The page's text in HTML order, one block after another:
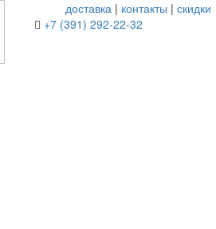
доставка | контакты |скидки
+7 (391) 292-22-32